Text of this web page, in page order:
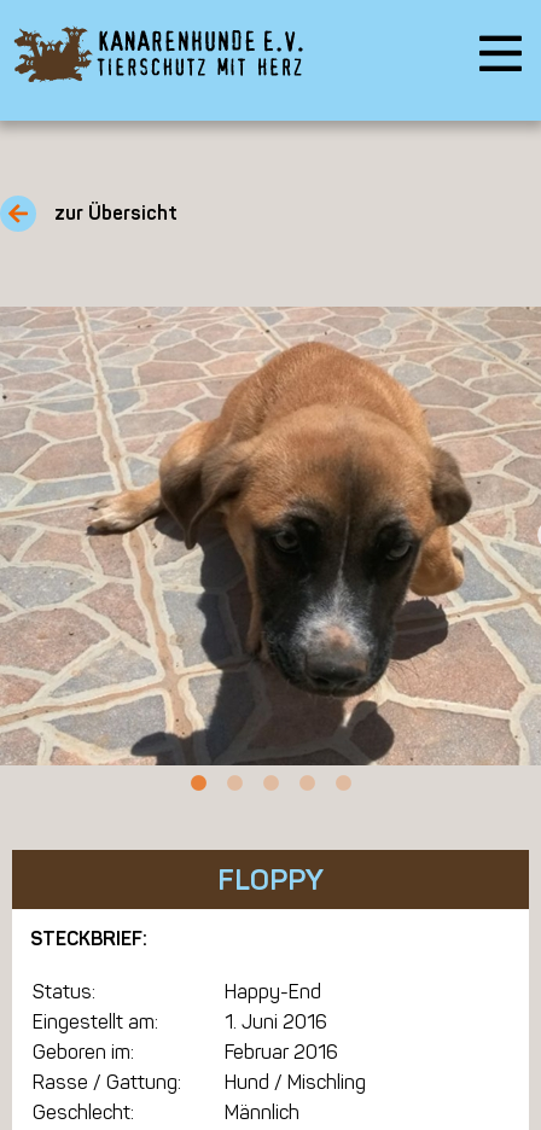
zur Übersicht
FLOPPY
STECKBRIEF:
Status:
Happy-End
Eingestellt am:
1. Juni 2016
Geboren im:
Februar 2016
Rasse / Gattung:
Hund / Mischling
Geschlecht:
Männlich